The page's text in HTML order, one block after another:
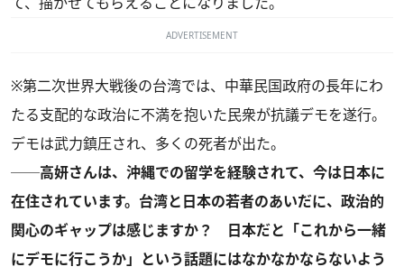
ADVERTISEMENT
※第二次世界大戦後の台湾では、中華民国政府の長年にわ
たる支配的な政治に不満を抱いた民衆が抗議デモを遂行。
デモは武力鎮圧され、多くの死者が出た。
──高妍さんは、沖縄での留学を経験されて、今は日本に
在住されています。台湾と日本の若者のあいだに、政治的
関心のギャップは感じますか？ 日本だと「これから一緒
にデモに行こうか」という話題にはなかなかならないよう